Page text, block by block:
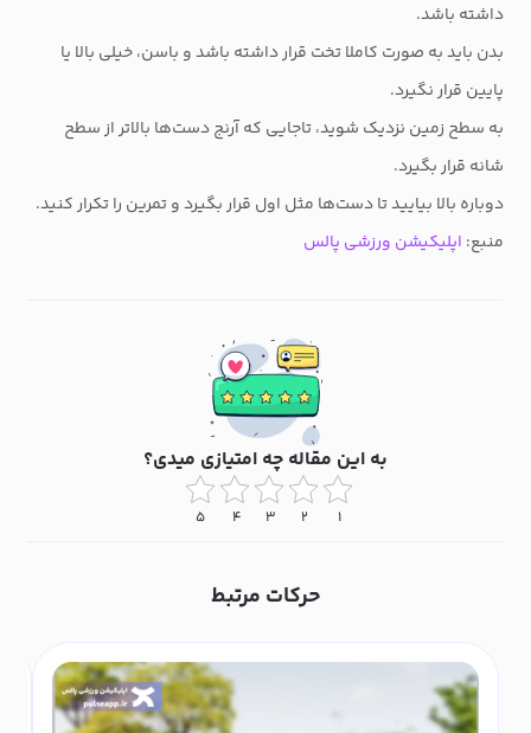
داشته باشد.
بدن باید به صورت کاملا تخت قرار داشته باشد و باسن، خیلی بالا یا
پایین قرار نگیرد.
به سطح زمین نزدیک شوید، تاجایی که آرنج دست‌ها بالاتر از سطح
شانه قرار بگیرد.
دوباره بالا بیایید تا دست‌ها مثل اول قرار بگیرد و تمرین را تکرار کنید.
منبع: اپلیکیشن ورزشی پالس
به این مقاله چه امتیازی میدی؟
۱ ۲ ۳ ۴ ۵
حرکات مرتبط